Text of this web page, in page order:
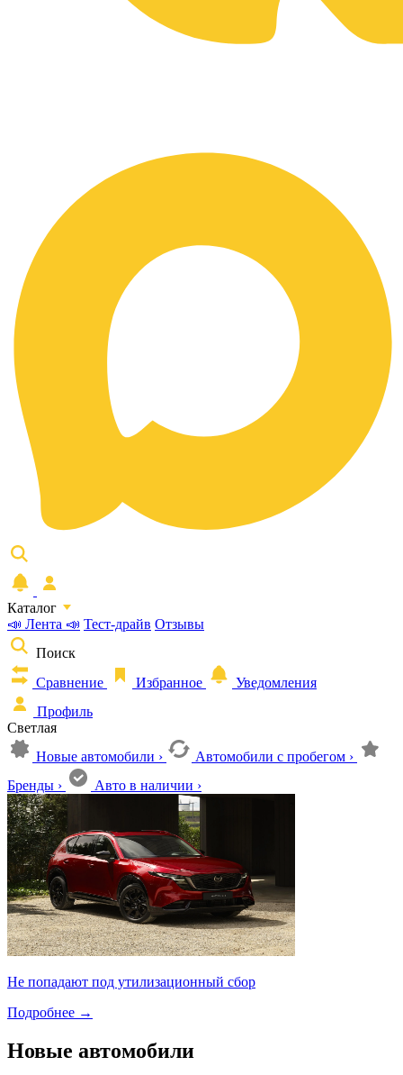
Каталог
📣 Лента 📣 Тест-драйв Отзывы
Поиск
Сравнение
Избранное
Уведомления
Профиль
Светлая
Новые автомобили › Автомобили с пробегом ›
Бренды › Авто в наличии ›
Не попадают под утилизационный сбор
Подробнее →
Новые автомобили